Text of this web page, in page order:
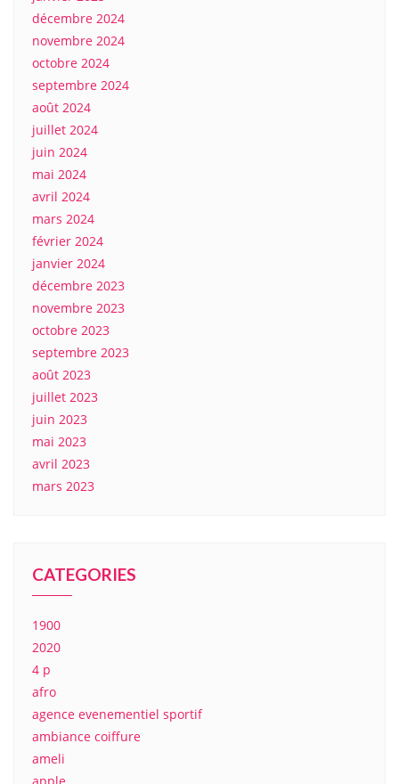
décembre 2024
novembre 2024
octobre 2024
septembre 2024
août 2024
juillet 2024
juin 2024
mai 2024
avril 2024
mars 2024
février 2024
janvier 2024
décembre 2023
novembre 2023
octobre 2023
septembre 2023
août 2023
juillet 2023
juin 2023
mai 2023
avril 2023
mars 2023
CATEGORIES
1900
2020
4 p
afro
agence evenementiel sportif
ambiance coiffure
ameli